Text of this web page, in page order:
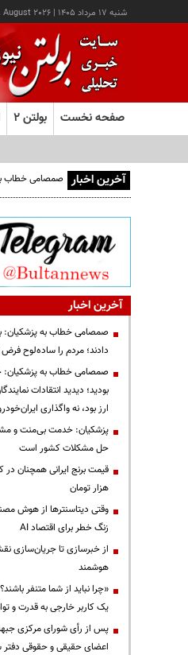
شنبه ۱۷ مرداد ۱۴۰۵ |
2026
صفحه نخست بولتن ۲
آخرین اخبار صمصامی خطاب به
آخرین اخبار
صمصامی خطاب به پزشکیان:
دادند؛ مردم را ساده‌لوح فرض
صمصامی خطاب به
بودید؛ دیدید انتقادات
ارز بود، نه واگذاری
پزشکیان: خدمت بی‌منت و
حل مشکلات کشور است
هزار تومان
وقتی دیتاسنترها از هوش
زنگ خطر برای اقتصاد AI
از خبرسازی تا جریان‌سازی
هوشمند
«چرا نباید از شما متنفر
یک کاربر خارجی به قدرت و
پس از رأی شورای مرکزی
اعضای حقیقی و حقوقی